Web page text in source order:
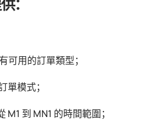
：
可用的訂單類型；
單模式；
到 MN1 的時間範圍；